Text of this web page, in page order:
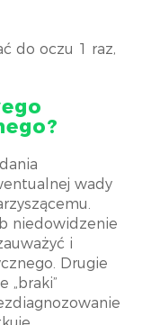
do oczu 1 raz,
wady
niedowidzenie
i
Drugie
„braki”